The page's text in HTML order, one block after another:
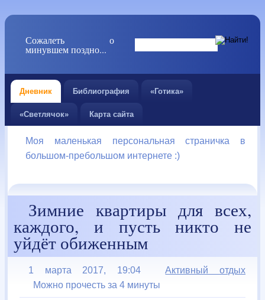
Сожалеть о
минувшем поздно...
Дневник Библиография «Готика»
«Светлячок» Карта сайта
Моя маленькая персональная страничка в
большом-пребольшом интернете :)
Зимние квартиры для всех,
каждого, и пусть никто не
уйдёт обиженным
1 марта 2017, 19:04
Активный отдых
Можно прочесть за 4 минуты